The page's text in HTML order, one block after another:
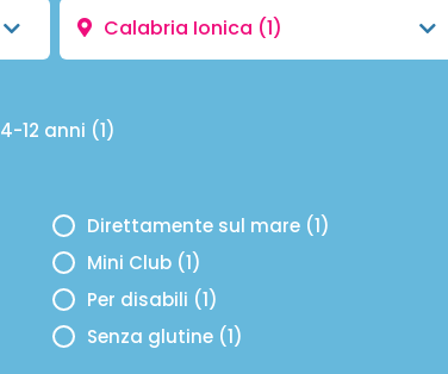
Calabria Ionica (1)
4-12 anni (1)
Direttamente sul mare (1)
Mini Club (1)
Per disabili (1)
Senza glutine (1)